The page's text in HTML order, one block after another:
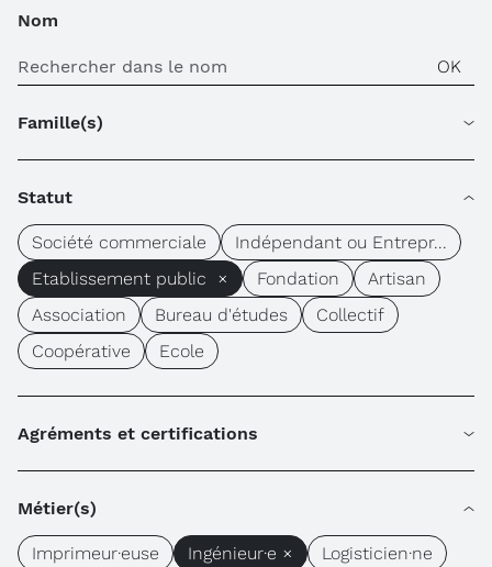
Nom
Famille(s)
Statut
Société commerciale
Indépendant ou Entrepr...
Etablissement public ×
Fondation
Artisan
Association
Bureau d'études
Collectif
Coopérative
Ecole
Agréments et certifications
Métier(s)
Imprimeur·euse Ingénieur·e ×
Logisticien·ne